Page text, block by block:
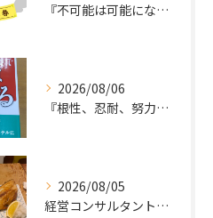
『不可能は可能になる』
2026/08/06
『根性、忍耐、努力という言葉は死語なのか』
2026/08/05
経営コンサルタントのモーちゃん・毛利京申です。